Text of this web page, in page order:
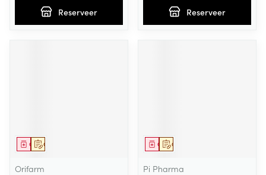
Reserveer Reserveer
Op voorschrift
Geneesmiddel
Orifarm
Op voorschrift
Geneesmiddel
Pi Pharma